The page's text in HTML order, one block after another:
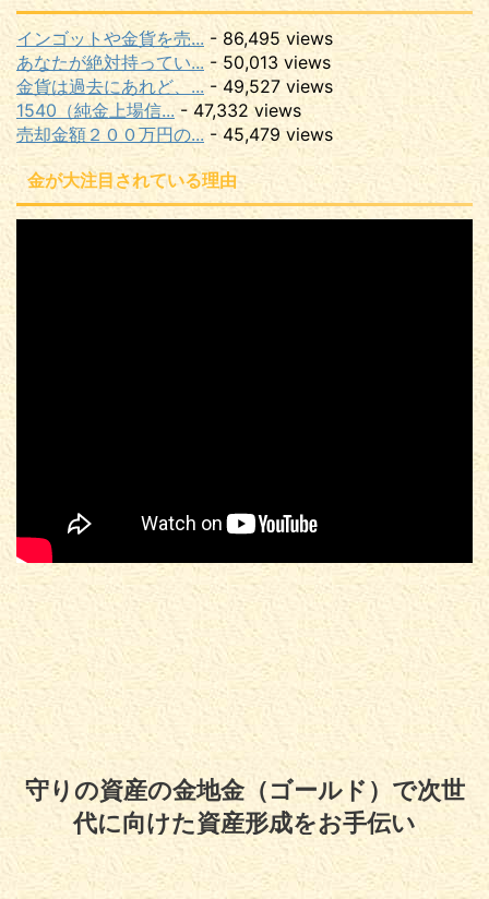
インゴットや金貨を売... - 86,495 views
あなたが絶対持ってい... - 50,013 views
金貨は過去にあれど、... - 49,527 views
1540（純金上場信... - 47,332 views
売却金額２００万円の... - 45,479 views
金が大注目されている理由
守りの資産の金地金（ゴールド）で次世
代に向けた資産形成をお手伝い
Copyright© 守りの資産の金地金（ゴールド）で次世代に向けた資産形成をお